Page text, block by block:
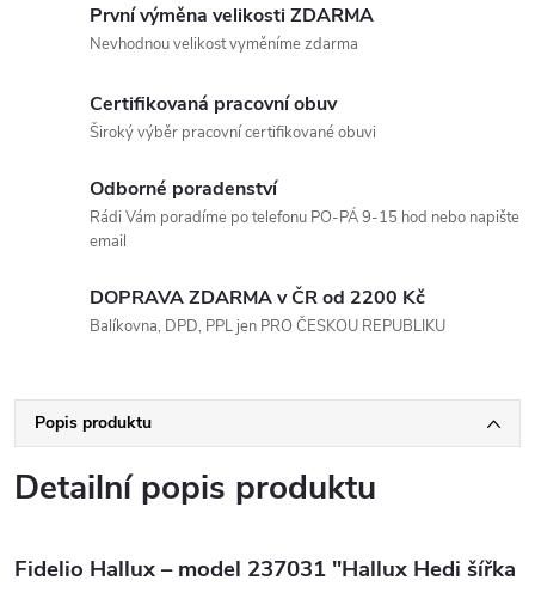
První výměna velikosti ZDARMA
Nevhodnou velikost vyměníme zdarma
Certifikovaná pracovní obuv
Široký výběr pracovní certifikované obuvi
Odborné poradenství
Rádi Vám poradíme po telefonu PO-PÁ 9-15 hod nebo napište
email
DOPRAVA ZDARMA v ČR od 2200 Kč
Balíkovna, DPD, PPL jen PRO ČESKOU REPUBLIKU
Popis produktu
Detailní popis produktu
Fidelio Hallux – model 237031 "Hallux Hedi šířka